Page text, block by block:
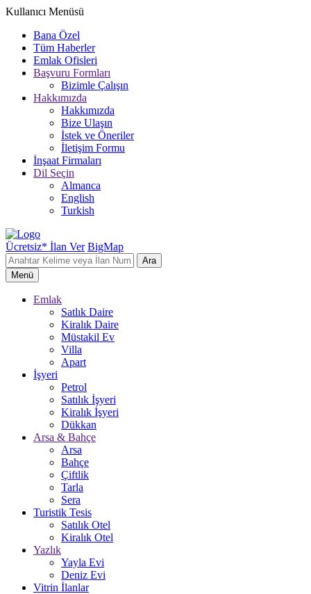
Kullanıcı Menüsü
Bana Özel
Tüm Haberler
Emlak Ofisleri
Başvuru Formları
Bizimle Çalışın
Hakkımızda
Hakkımızda
Bize Ulaşın
İstek ve Öneriler
İletişim Formu
İnşaat Firmaları
Dil Seçin
Almanca
English
Turkish
Ücretsiz* İlan Ver BigMap
Ara
Menü
Emlak
Satlık Daire
Kiralık Daire
Müstakil Ev
Villa
Apart
İşyeri
Petrol
Satılık İşyeri
Kiralık İşyeri
Dükkan
Arsa & Bahçe
Arsa
Bahçe
Çiftlik
Tarla
Sera
Turistik Tesis
Satılık Otel
Kiralık Otel
Yazlık
Yayla Evi
Deniz Evi
Vitrin İlanlar